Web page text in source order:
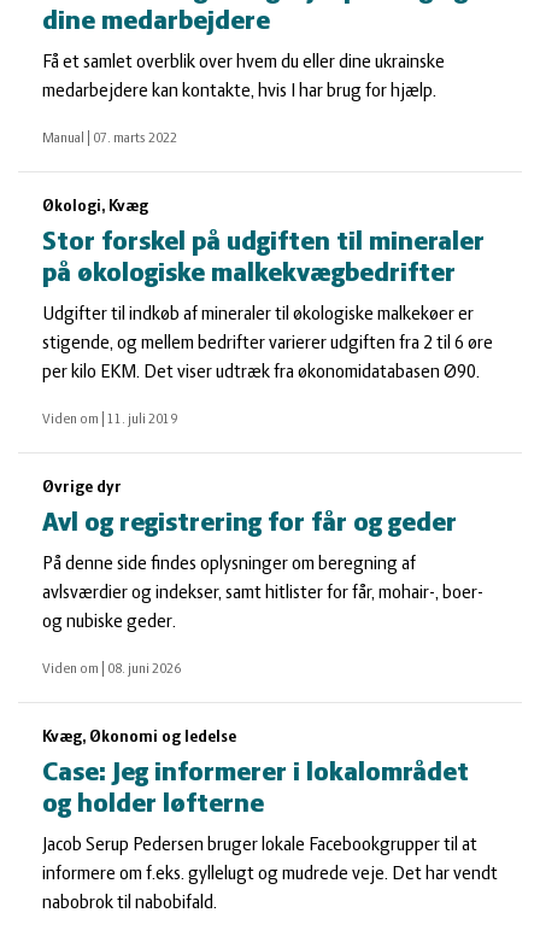
dine medarbejdere
Få et samlet overblik over hvem du eller dine ukrainske
medarbejdere kan kontakte, hvis I har brug for hjælp.
Manual 07. marts 2022
Økologi, Kvæg
Stor forskel på udgiften til mineraler
på økologiske malkekvægbedrifter
Udgifter til indkøb af mineraler til økologiske malkekøer er
stigende, og mellem bedrifter varierer udgiften fra 2 til 6 øre
per kilo EKM. Det viser udtræk fra økonomidatabasen Ø90.
Viden om 11. juli 2019
Øvrige dyr
Avl og registrering for får og geder
På denne side findes oplysninger om beregning af
avlsværdier og indekser, samt hitlister for får, mohair-, boer-
og nubiske geder.
Viden om 08. juni 2026
Kvæg, Økonomi og ledelse
Case: Jeg informerer i lokalområdet
og holder løfterne
Jacob Serup Pedersen bruger lokale Facebookgrupper til at
informere om f.eks. gyllelugt og mudrede veje. Det har vendt
nabobrok til nabobifald.